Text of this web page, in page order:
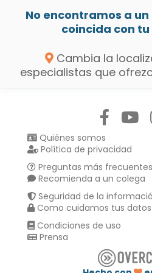
No encontramos a
coincida con
Cambia la
especialistas que
Quiénes somos
Política de privacidad
Preguntas más frecuentes
Recomienda a un colega
Seguridad de la
Como cuidamos tus datos
Condiciones de uso
Prensa